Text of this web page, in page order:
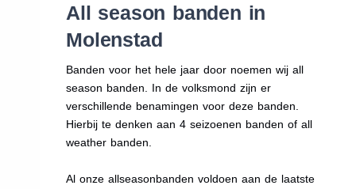
All season banden in
Molenstad
Banden voor het hele jaar door noemen wij all
season banden. In de volksmond zijn er
verschillende benamingen voor deze banden.
Hierbij te denken aan 4 seizoenen banden of all
weather banden.
Al onze allseasonbanden voldoen aan de laatste